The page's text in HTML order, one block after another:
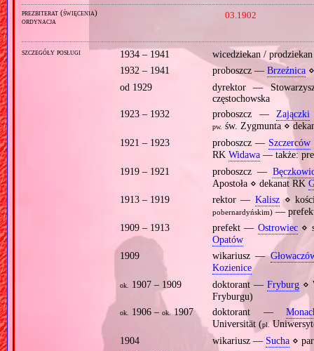
prezbiterat (święcenia)
ordynacja
03.1902
szczegóły posługi 1934 – 1941
wicedziekan /
1932 – 1941
proboszcz — Brzeźnica⋄
od 1929
dyrektor —
częstochowska
1923 – 1932
proboszcz —Zajączki
pw. św. Zygmunta ⋄
1921 – 1923
proboszcz — Szczerców
RK Widawa— także:
1919 – 1921
proboszcz —
Apostoła ⋄ dekanat RK
1913 – 1919
rektor —Kalisz ⋄
pobernardyńskim)— prefekt
1909 – 1913
prefekt — Ostrowiec⋄
Opatów
1909
wikariusz —
Kozienice
ok. 1907 – 1909 doktorant —Fryburg ⋄
Fryburgu)
ok. 1906 –ok.1907 doktorant —
Universität (pl.
1904
wikariusz — Sucha⋄